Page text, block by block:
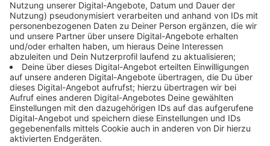
14 Uhr: Auftritt des Gospelchors „JonaSingers“
unter der Leitung von Susanne Hiekel und Pfarrer
Daniel Kaufmann.
15 Uhr: Kinderprogramm mit Schnitzeljagd und
Überraschungen.
16 Uhr: Folk- und Jazz-Konzert mit Ina Hagenau.
17.15 Uhr: Beginn der Illuminierung des
Eingangsbereichs und der Kapelle (bis 22 Uhr)
sowie ausgewählter Grabmale (bis 20.30 Uhr).
17.30 Uhr: Taschenlampenführungen über den